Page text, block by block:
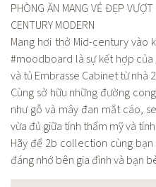
PHÒNG ĂN MANG VẺ ĐẸP
CENTURY MODERN
Mang hơi thở Mid-century vào
#moodboard là sự kết hợp
và tủ Embrasse Cabinet từ nhà
Cùng sở hữu những đường
như gỗ và mây đan mắt cáo,
vừa đủ giữa tính thẩm mỹ và
Hãy để 2b collection cùng
đáng nhớ bên gia đình và bạn